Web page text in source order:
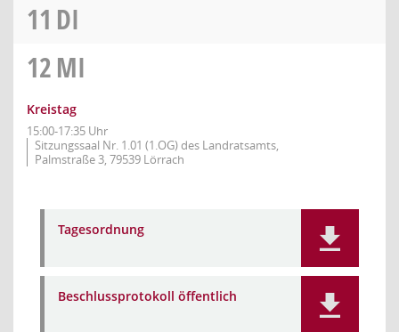
11 DI
12MI
Kreistag
15:00-17:35 Uhr
Sitzungssaal Nr. 1.01 (1.OG) des Landratsamts,
Palmstraße 3, 79539 Lörrach
Tagesordnung
Beschlussprotokoll öffentlich